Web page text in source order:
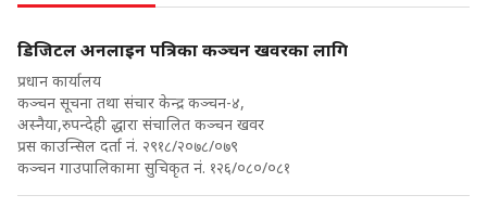
डिजिटल अनलाइन पत्रिका कञ्चन खवरका लागि
प्रधान कार्यालय
कञ्चन सूचना तथा संचार केन्द्र कञ्चन-४,
अस्नैया,रुपन्देही द्धारा संचालित कञ्चन खवर
प्रस काउन्सिल दर्ता नं. २९१८/२०७८/०७९
कञ्चन गाउपालिकामा सुचिकृत नं. १२६/०८०/०८१